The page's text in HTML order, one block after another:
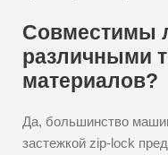
Совместимы
различными
материалов?
Да, большинство
застежкой zip-lock